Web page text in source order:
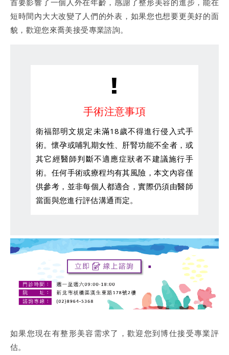
首要影響了一個人外在年齡，感謝了整形美容的進步，能在
短時間內大大改變了人們的外表，如果您也想要更美好的面
貌，歡迎您來喬美接受專業諮詢。
手術注意事項
衛福部明文規定未滿18歲不得進行侵入式手
術。懷孕或哺乳期女性、肝腎功能不全者，或
其它經醫師判斷不適應症狀者不建議施行手
術。任何手術或療程均有其風險，本文內容僅
供參考，並非每個人都適合，實際仍須由醫師
當面與您進行評估溝通而定。
如果您現在有整形美容需求了，歡迎您到博仕接受專業評
估。